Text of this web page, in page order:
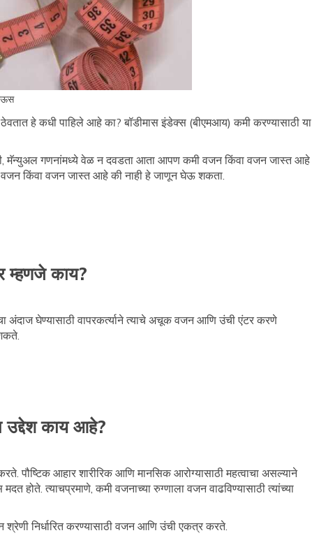
हे कधी पाहिले आहे का? बॉडीमास इंडेक्स (बीएमआय) कमी करण्यासाठी या
मॅन्युअल गणनांमध्ये वेळ न दवडता आता आपण कमी वजन किंवा वजन जास्त आहे
किंवा वजन जास्त आहे की नाही हे जाणून घेऊ शकता.
म्हणजे काय?
घेण्यासाठी वापरकर्त्याने त्याचे अचूक वजन आणि उंची एंटर करणे
काय आहे?
पौष्टिक आहार शारीरिक आणि मानसिक आरोग्यासाठी महत्वाचा असल्याने
त्याचप्रमाणे, कमी वजनाच्या रुग्णाला वजन वाढविण्यासाठी त्यांच्या
श्रेणी निर्धारित करण्यासाठी वजन आणि उंची एकत्र करते.